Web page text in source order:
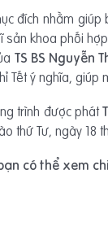
đích nhằm
sản khoa phối
TS BS Nguyễn
Tết ý nghĩa, giúp
trình được phát
thứ Tư, ngày 18
có thể xem